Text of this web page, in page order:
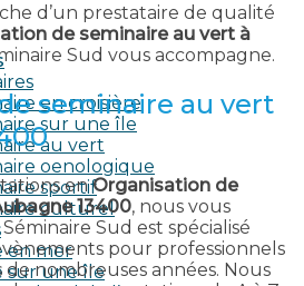
en croisière
sur une île
au vert
oenologique
sportif
culturel
en mer
sur une île
d’un prestataire de qualité
de seminaire au vert à
Sud vous accompagne.
seminaire au vert
enOrganisation de
13400, nous vous
Sud est spécialisé
pour professionnels
nombreuses années. Nous